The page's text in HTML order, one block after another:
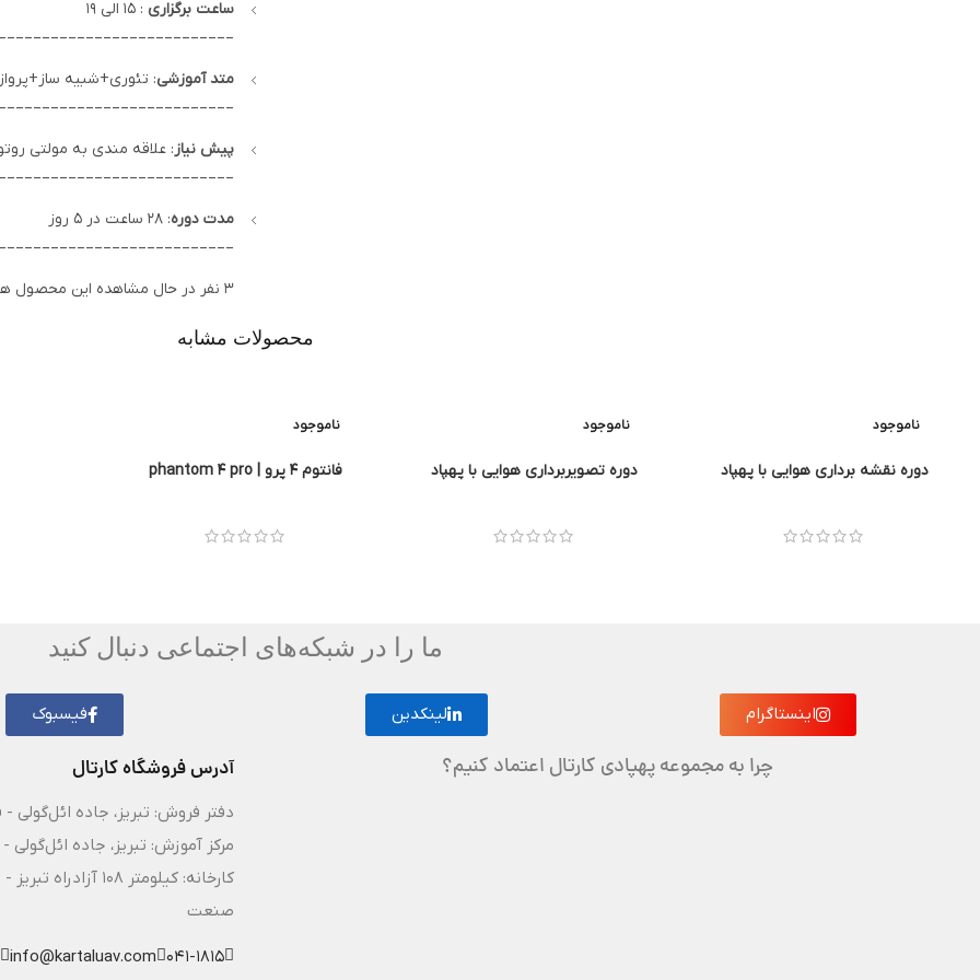
ساعت برگزاری : 15 الی 19
متد آموزشی: تئوری+شبیه
پیش نیاز : علاقه مندی به مولتی
مدت دوره: 28 ساعت در 5 روز
3 نفر در حال مشاهده این محصول
محصولات مشابه
ناموجود
دوره نقشه برداری هوایی با پهپاد
ناموجود
دوره تصویربرداری هوایی با پهپاد
ناموجود
فانتوم 4 پرو | phantom 4 pro
ما را در شبکه‌های اجتماعی دنبال کنید
اینستاگرام لینکدین فیسبوک
چرا به مجموعه پهپادی کارتال اعتماد کنیم؟ آدرس فروشگاه کارتال
دفتر فروش: تبریز، جاده ائل‌گولی
مرکز آموزش: تبریز، جاده ائل‌گولی
کارخانه:
صنعت
041-1815
info@kartaluav.com